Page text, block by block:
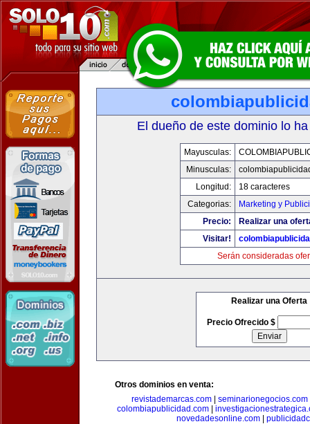
El dueño de este dominio lo
Mayusculas:
Minusculas:
Longitud:
18 caracteres
Categorias:
Marketing y
Precio:
Realizar una
Visitar!
Serán consideradas
Realizar una Oferta
Precio Ofrecido $
Otros dominios en venta:
revistademarcas.com
seminarionegocios.com
colombiapublicidad.com
novedadesonline.com|